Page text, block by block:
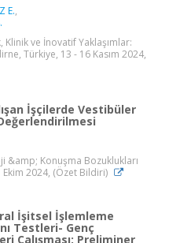
E.,
Klinik ve İnovatif Yaklaşımlar:
Türkiye, 13 - 16 Kasım 2024,
İşçilerde Vestibüler
&amp; Konuşma Bozuklukları
2024, (Özet Bildiri)
İşitsel İşlemleme
Testleri- Genç
Çalışması: Preliminer